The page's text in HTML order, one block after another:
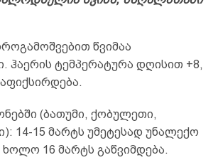
წვიმაა
ტემპერატურა დღისით +8,
(ბათუმი, ქობულეთი,
14-15 მარტს უმეტესად უნალექო
ხოლო 16 მარტს გაწვიმდება.